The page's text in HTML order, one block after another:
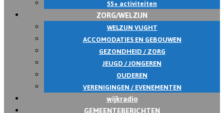
55+ activiteiten
ZORG/WELZIJN
WELZIJN VUGHT
ACCOMODATIES EN GEBOUWEN
GEZONDHEID / ZORG
JEUGD / JONGEREN
OUDEREN
VERENIGINGEN / EVENEMENTEN
wijkradio